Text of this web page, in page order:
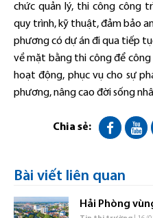
chức quản lý, thi công công
quy trình, kỹ thuật, đảm bảo
phương có dự án đi qua tiếp
về mặt bằng thi công để
hoạt động, phục vụ cho sự
phương, nâng cao đời sống
Chia sẻ:
Bài viết liên quan
Hải Phòng